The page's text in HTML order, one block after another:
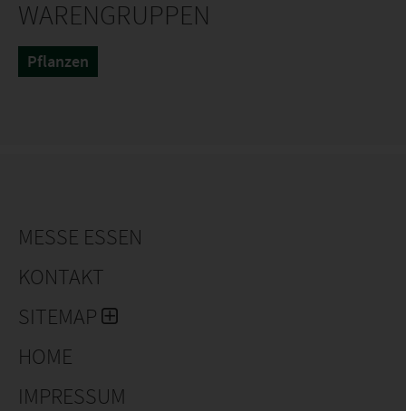
WARENGRUPPEN
Pflanzen
MESSE ESSEN
KONTAKT
SITEMAP
HOME
IMPRESSUM